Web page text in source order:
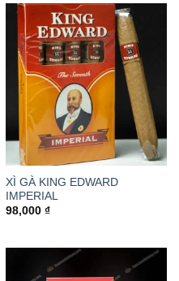
XÌ GÀ KING EDWARD
IMPERIAL
98,000 ₫